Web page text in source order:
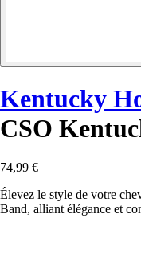
Kentucky
CSO
74,99 €
Élevez le style de votre
Band, alliant élégance et